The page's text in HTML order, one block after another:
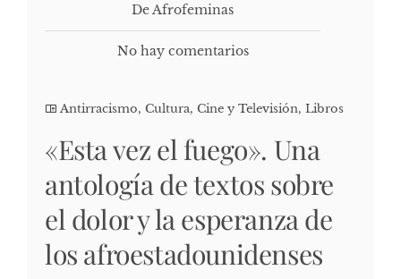
De Afrofeminas
No hay comentarios
Antirracismo, Cultura, Cine y Televisión, Libros
«Esta vez el fuego». Una
antología de textos sobre
el dolor y la esperanza de
los afroestadounidenses